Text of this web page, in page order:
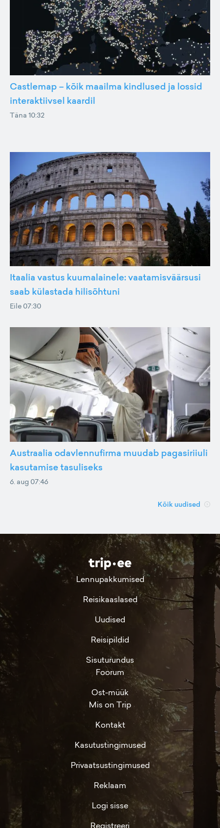
Castlemap – kõik maailma kindlused ja lossid
interaktiivsel kaardil
Täna 10:32
Itaalia vastus kuumalainele: vaatamisväärsusi
saab külastada hilisõhtuni
Eile 07:30
Austraalia odavlennufirma muudab pagasiriiuli
kasutamise tasuliseks
6. aug 07:46
Kõik uudised
Lennupakkumised
Reisikaaslased
Uudised
Reisipildid
Sisuturundus
Foorum
Ost-müük
Mis on Trip
Kontakt
Kasutustingimused
Privaatsustingimused
Reklaam
Logi sisse
Registreeri